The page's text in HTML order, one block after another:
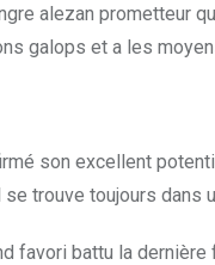
alezan prometteur
galops et a les
son excellent
se trouve toujours
favori battu la